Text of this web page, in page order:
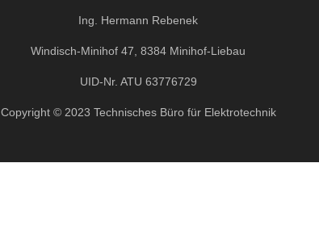
Ing. Hermann Rebenek
Windisch-Minihof 47, 8384 Minihof-Liebau
UID-Nr. ATU 63776729
Copyright © 2023 Technisches Büro für Elektrotechnik